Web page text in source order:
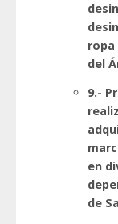
ropa
del
9.-
en
de